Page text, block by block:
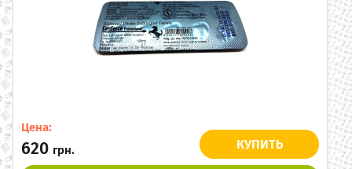
Цена:
620 грн. КУПИТЬ